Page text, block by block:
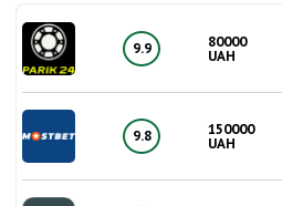
9.9
80000
UAH
9.8
150000
UAH